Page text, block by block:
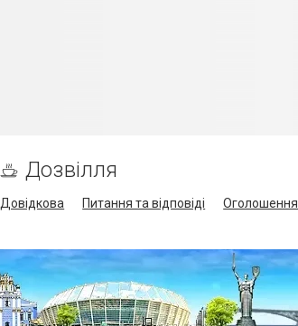
Дозвілля
Довідкова Питання та відповіді
Оголошення